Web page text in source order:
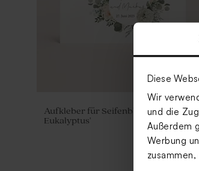
Diese
Wir
und die
Außerdem
Werbung
Aufkleber für Seifenblasen 'Floral
Eukalyptus'